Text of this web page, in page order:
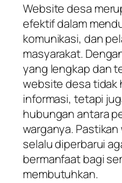
Website desa
efektif dalam
komunikasi, dan
masyarakat.
yang lengkap dan
website desa tidak
informasi, tetapi
hubungan antara
warganya.
selalu diperbarui
bermanfaat bagi
membutuhkan.